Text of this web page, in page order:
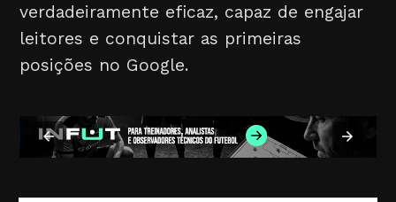
verdadeiramente eficaz, capaz de engajar
leitores e conquistar as primeiras
posições no Google.